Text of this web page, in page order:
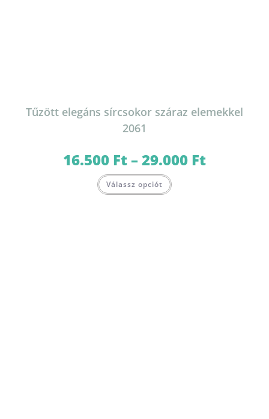
Tűzött elegáns sírcsokor száraz elemekkel
2061
16.500 Ft–29.000 Ft16.500 Ft
Válassz opciót a